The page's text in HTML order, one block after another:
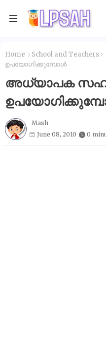
Home School and Teachers
ഉപയോഗിക്കുമ്പോൾ
അധ്യാപക
Mash
June 08, 2010
0